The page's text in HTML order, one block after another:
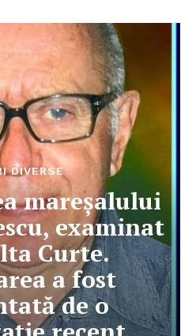
DIVERSE
mareșalului
examinat
Curte.
a fost
de o